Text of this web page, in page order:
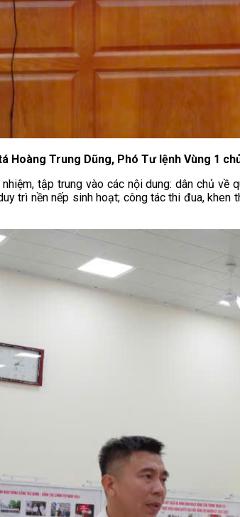
Hoàng Trung Dũng, Phó Tư lệnh Vùng 1
tập trung vào các nội dung: dân chủ
trì nền nếp sinh hoạt; công tác thi đua,